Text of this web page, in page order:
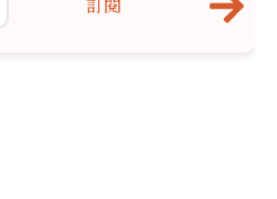
訂閱